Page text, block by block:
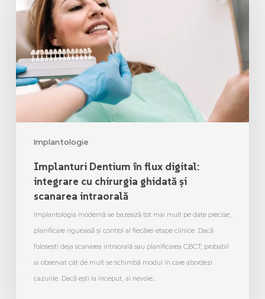
Implantologie
Implanturi Dentium în flux digital:
integrare cu chirurgia ghidată și
scanarea intraorală
Implantologia modernă se bazează tot mai mult pe date precise,
planificare riguroasă și control al fiecărei etape clinice. Dacă
folosești deja scanarea intraorală sau planificarea CBCT, probabil
ai observat cât de mult se schimbă modul în care abordezi
cazurile. Dacă ești la început, ai nevoie…